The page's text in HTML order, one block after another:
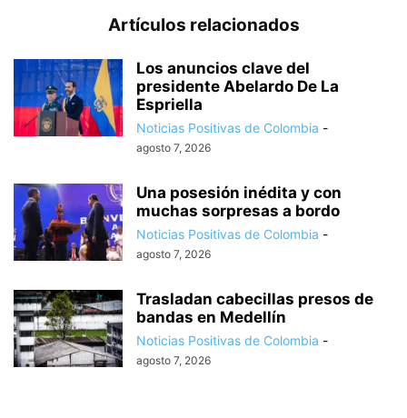
Artículos relacionados
Los anuncios clave del
presidente Abelardo De La
Espriella
Noticias Positivas de Colombia -
agosto 7, 2026
Una posesión inédita y con
muchas sorpresas a bordo
Noticias Positivas de Colombia -
agosto 7, 2026
Trasladan cabecillas presos de
bandas en Medellín
Noticias Positivas de Colombia -
agosto 7, 2026